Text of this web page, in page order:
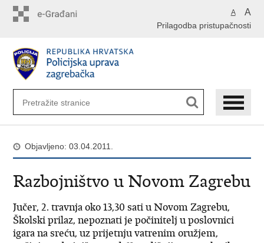
A A
Prilagodba pristupačnosti
Objavljeno: 03.04.2011.
Razbojništvo u Novom Zagrebu
Jučer, 2. travnja oko 13,30 sati u Novom Zagrebu,
Školski prilaz, nepoznati je počinitelj u poslovnici
igara na sreću, uz prijetnju vatrenim oružjem,